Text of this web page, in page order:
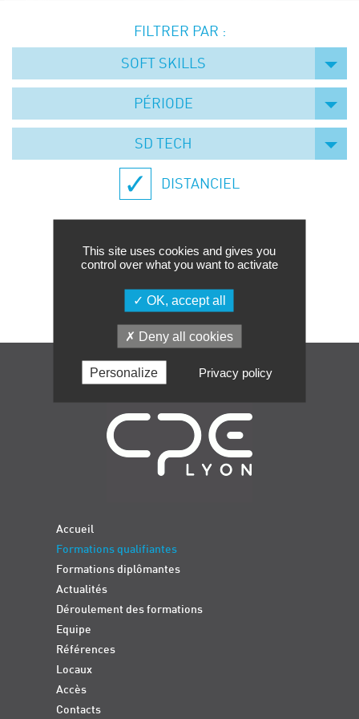
Symposium on Chain Transfer Catalysis for
sustainability – September 15 and 16, 2026
FRENCH-CHINESE CONFERENCE ON GREEN
Contacts
FILTRER PAR :
SOFT SKILLS
PÉRIODE
SD TECH
DISTANCIEL
Navigation
Accueil
Formations qualifiantes
Formations diplômantes
Actualités
Déroulement des formations
Equipe
Références
Locaux
Accès
Contacts
This site uses cookies and gives you
control over what you want to activate
OK, accept all
Deny all cookies
Personalize Privacy policy